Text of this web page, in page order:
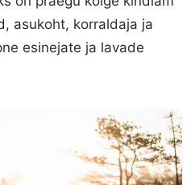
asukoht, korraldaja ja
esinejate ja lavade